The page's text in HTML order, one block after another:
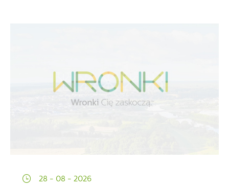
28 - 08 - 2026